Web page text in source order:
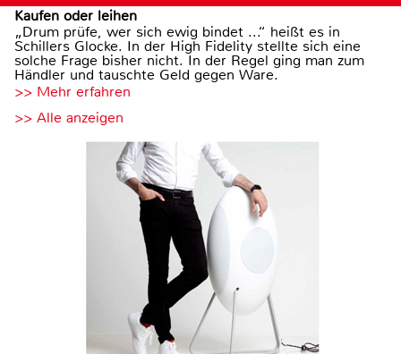
Kaufen oder leihen
„Drum prüfe, wer sich ewig bindet ...“ heißt es in
Schillers Glocke. In der High Fidelity stellte sich eine
solche Frage bisher nicht. In der Regel ging man zum
Händler und tauschte Geld gegen Ware.
>> Mehr erfahren
>> Alle anzeigen